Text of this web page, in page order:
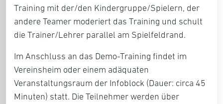
Training mit der/den Kindergruppe/Spielern, der
andere Teamer moderiert das Training und schult
die Trainer/Lehrer parallel am Spielfeldrand.
Im Anschluss an das Demo-Training findet im
Vereinsheim oder einem adäquaten
Veranstaltungsraum der Infoblock (Dauer: circa 45
Minuten) statt. Die Teilnehmer werden über